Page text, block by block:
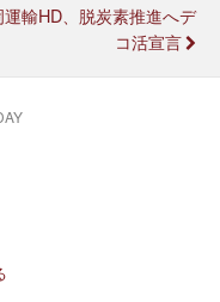
運輸HD、脱炭素推進へデ
コ活宣言